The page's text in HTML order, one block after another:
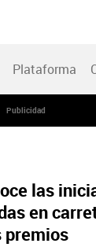
Plataforma
Publicidad
las
en
premios